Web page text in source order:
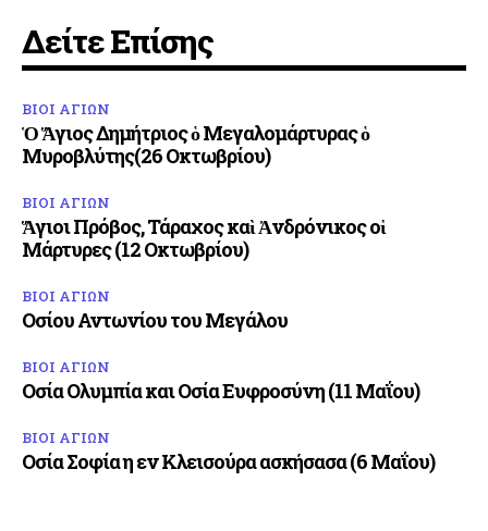
Δείτε Επίσης
ΒΙΟΙ ΑΓΙΩΝ
Ὁ Ἅγιος Δημήτριος ὁ Μεγαλομάρτυρας ὁ
Μυροβλύτης(26 Οκτωβρίου)
ΒΙΟΙ ΑΓΙΩΝ
Ἅγιοι Πρόβος, Τάραχος καὶ Ἀνδρόνικος οἱ
Μάρτυρες (12 Οκτωβρίου)
ΒΙΟΙ ΑΓΙΩΝ
Οσίου Αντωνίου του Μεγάλου
ΒΙΟΙ ΑΓΙΩΝ
Οσία Ολυμπία και Οσία Ευφροσύνη (11 Μαΐου)
ΒΙΟΙ ΑΓΙΩΝ
Οσία Σοφία η εν Κλεισούρα ασκήσασα (6 Μαΐου)